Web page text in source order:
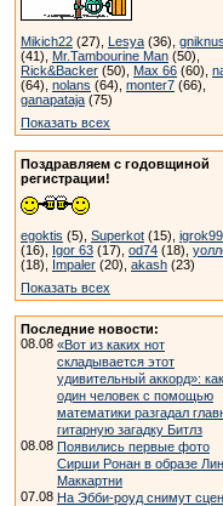
Mikich22 (27), Lesya (36),
(41), Mr.Tambourine Man (50),
Rick&Backer (50), Max 66 (60),
(64), nolans (64), monter7 (66),
ganapataja (75)
Показать всех
Поздравляем с годовщиной
регистрации!
egoktis (5), Superkot (15), igrok99
(16), Igor 63 (17), od74 (18),
(18), Impaler (20), akash (23)
Показать всех
Последние новости:
08.08 «Вот из каких нот
складывается этот
удивительный аккорд»: как
один человек с помощью
математики разгадал
гитарную загадку Битлз
08.08 Появились первые фото
Сирши Ронан в образе
Маккартни
07.08 На Эбби-роуд снимут